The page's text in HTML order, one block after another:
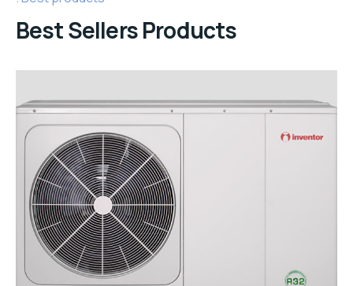
Best Sellers Products